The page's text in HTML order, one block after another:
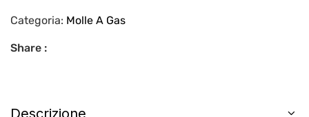
Categoria: Molle A Gas
Share :
Descrizione